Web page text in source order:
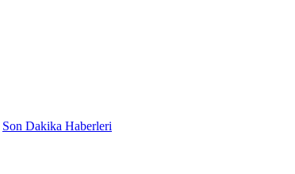
Son Dakika Haberleri